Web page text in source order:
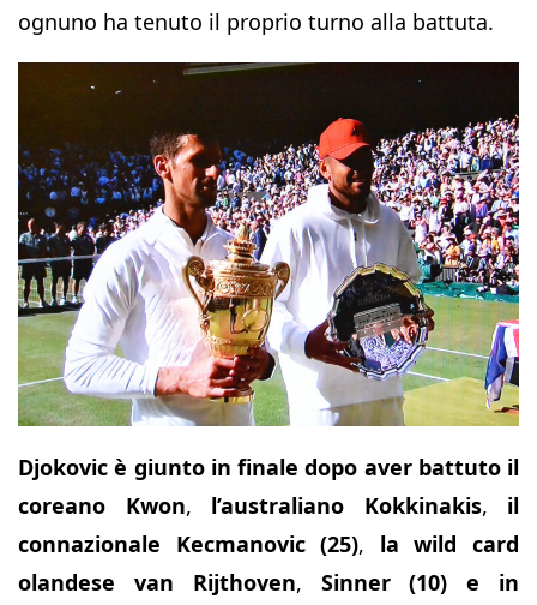
ognuno ha tenuto il proprio turno alla battuta.
Djokovic è giunto in finale dopo aver battuto il
coreano Kwon, l’australiano Kokkinakis, il
connazionale
Kecmanovic (25), la wild card
olandese van Rijthoven, Sinner (10) e in